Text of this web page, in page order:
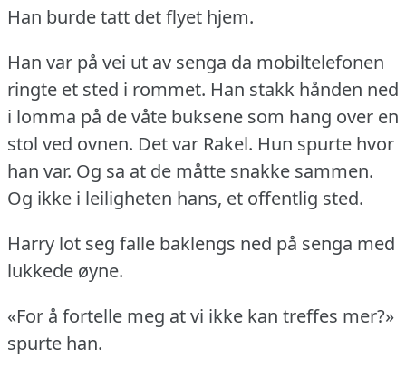
Han burde tatt det flyet hjem.
Han var på vei ut av senga da mobiltelefonen
ringte et sted i rommet. Han stakk hånden ned
i lomma på de våte buksene som hang over en
stol ved ovnen. Det var Rakel. Hun spurte hvor
han var. Og sa at de måtte snakke sammen.
Og ikke i leiligheten hans, et offentlig sted.
Harry lot seg falle baklengs ned på senga med
lukkede øyne.
«For å fortelle meg at vi ikke kan treffes mer?»
spurte han.